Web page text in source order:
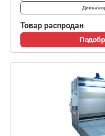
Длина
Товар распродан